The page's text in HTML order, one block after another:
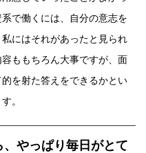
で働くには、自分の意志を
にはそれがあったと見られ
ももちろん大事ですが、面
を射た答えをできるかとい
。
やっぱり毎日がとて